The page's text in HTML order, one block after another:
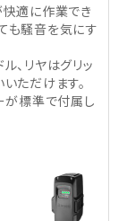
快適に作業でき
も騒音を気にす
、リヤはグリッ
ただけます。
が標準で付属し